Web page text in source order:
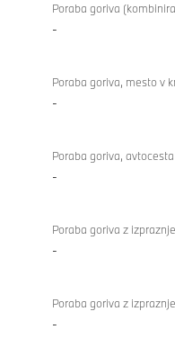
Poraba goriva
-
Poraba goriva, mesto v
-
Poraba goriva,
-
Poraba goriva z
-
Poraba goriva z
-